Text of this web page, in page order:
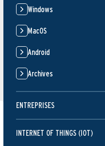
Windows
MacOS
Android
Archives
ENTREPRISES
INTERNET OF THINGS (IOT)